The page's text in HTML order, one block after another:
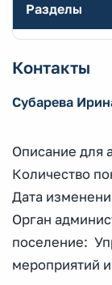
Разделы
Контакты
Субарева
Описание для
Количество
Дата
Орган
поселение:
мероприятий